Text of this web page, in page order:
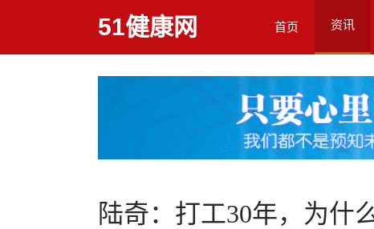
51健康网 首页 资讯
陆奇：打工30年，为什